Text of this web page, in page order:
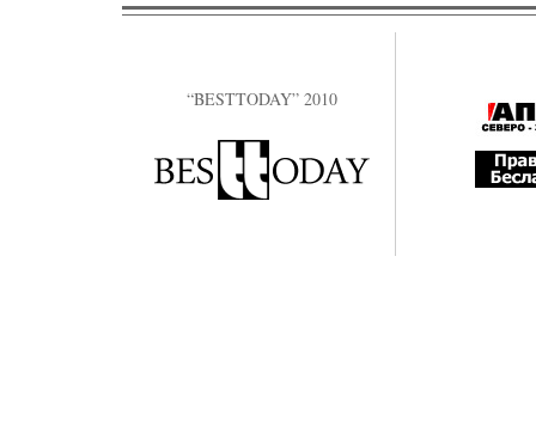
“BESTTODAY” 2010